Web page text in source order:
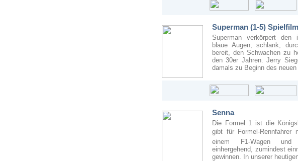
Superman (1-5)
Superman verkörpert den
blaue Augen, schlank,
bereit, den Schwachen zu
den 30er Jahren. Jerry
damals zu Beginn des
Senna
Die Formel 1 ist die
gibt für Formel-
einem F1-Wagen und
einhergehend, zumindest
gewinnen. In unserer